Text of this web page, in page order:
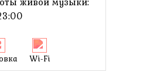
Wi-Fi